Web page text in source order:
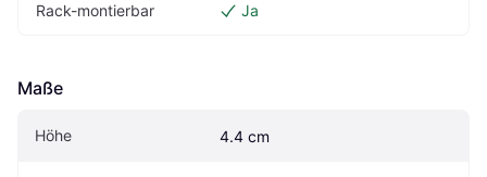
Rack-montierbar Ja
Maße
Höhe 4.4 cm